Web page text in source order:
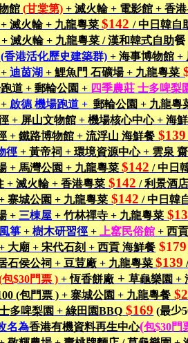
館 (甘棠第) + 滅火輪+ 電影館 +香
+滅火輪 + 九龍粵菜 $142/中日韓自
+滅火輪 + 九龍粵菜 /漢和韓式自助餐
(香港活化歷史建築群)+海事博物館 +
+ 迪茵湖 +鯉魚門 石礦場 + 九龍粵菜
道 +郵輪公園 + 四季農莊 士多啤梨
+ 啟德 機場跑道 + 郵輪公園 + 九龍粵
+ 屏山文物館 +機場核心中心 +海
+鐵路博物館 +流浮山 海鮮餐 $139
徑 +黃帝祠 +環境資源中心 + 雲泉
+馬灣公園 + 九龍粵菜 $142 /中日
+滅火輪 +香港粵菜 $142 /利景酒
寨城公園 + 九龍粵菜 $142 /中日韓
+ 三棟屋 +竹林禪寺 + 九龍粵菜
箏 +樹木研習徑 + 上窰民俗館 +西
大廟 +宋代石刻 +西貢 海鮮餐 $179
石侯公祠 + 豆荳廠 + 九龍粵菜 $139
包$30門票 ) + 恆香餅廠 +草龜樂園 +
(包門票 ) +寨城公園 + 九龍粵餐
多啤梨園 + 綠田園BBQ $169 (最少
名為香港有機資料再生中心(包$30門